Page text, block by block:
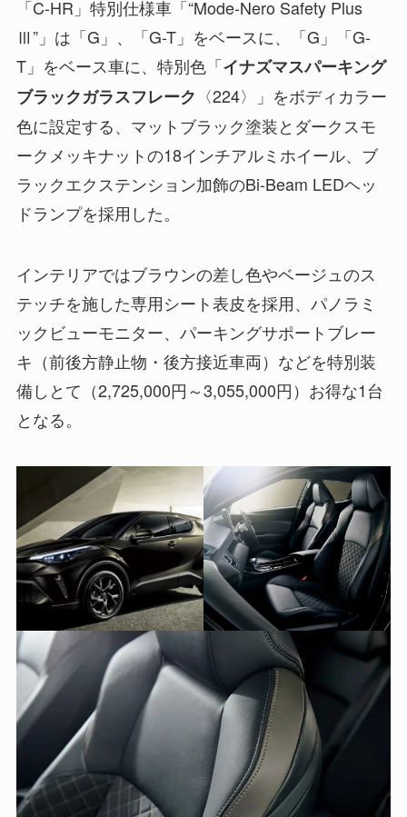
「C-HR」特別仕様車「“Mode-Nero Safety Plus
Ⅲ”」は「G」、「G-T」をベースに、「G」「G-
T」をベース車に、特別色「イナズマスパーキング
ブラックガラスフレーク 〈224〉」をボディカラー
色に設定する、マットブラック塗装とダークスモ
ークメッキナットの18インチアルミホイール、ブ
ラックエクステンション加飾のBi-Beam LEDヘッ
ドランプを採用した。
インテリアではブラウンの差し色やベージュのス
テッチを施した専用シート表皮を採用、パノラミ
ックビューモニター、パーキングサポートブレー
キ（前後方静止物・後方接近車両）などを特別装
備しとて（2,725,000円～3,055,000円）お得な1台
となる。